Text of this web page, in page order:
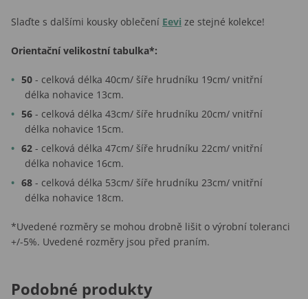
Slaďte s dalšími kousky oblečení Eevi ze stejné kolekce!
Orientační velikostní tabulka*:
50 - celková délka 40cm/ šíře hrudníku 19cm/ vnitřní
délka nohavice 13cm.
56 - celková délka 43cm/ šíře hrudníku 20cm/ vnitřní
délka nohavice 15cm.
62 - celková délka 47cm/ šíře hrudníku 22cm/ vnitřní
délka nohavice 16cm.
68 - celková délka 53cm/ šíře hrudníku 23cm/ vnitřní
délka nohavice 18cm.
*Uvedené rozměry se mohou drobně lišit o výrobní toleranci
+/-5%. Uvedené rozměry jsou před praním.
Podobné produkty